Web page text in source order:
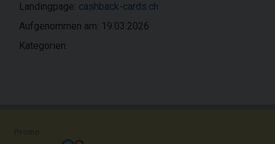
Landingpage: cashback-cards.ch
Aufgenommen am: 19.03.2026
Kategorien: